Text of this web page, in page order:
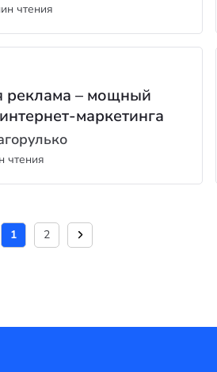
чтения
реклама – мощный
маркетинга
чтения
1 2